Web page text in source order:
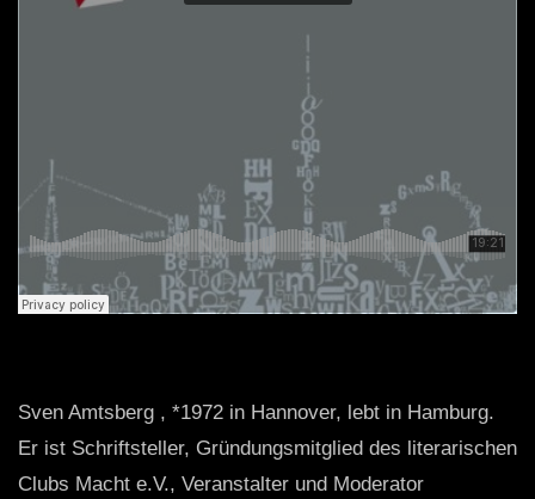
Sven Amtsberg , *1972 in Hannover, lebt in Hamburg.
Er ist Schriftsteller, Gründungsmitglied des literarischen
Clubs Macht e.V., Veranstalter und Moderator